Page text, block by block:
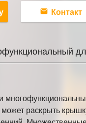
Контакт
раскрыть